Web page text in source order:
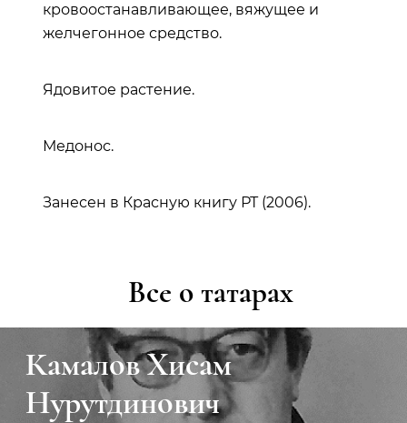
кровоостанавливающее, вяжущее и
желчегонное средство.
Ядовитое растение.
Медонос.
Занесен в Красную книгу РТ (2006).
Все о татарах
Камалов Хисам
Нурутдинович